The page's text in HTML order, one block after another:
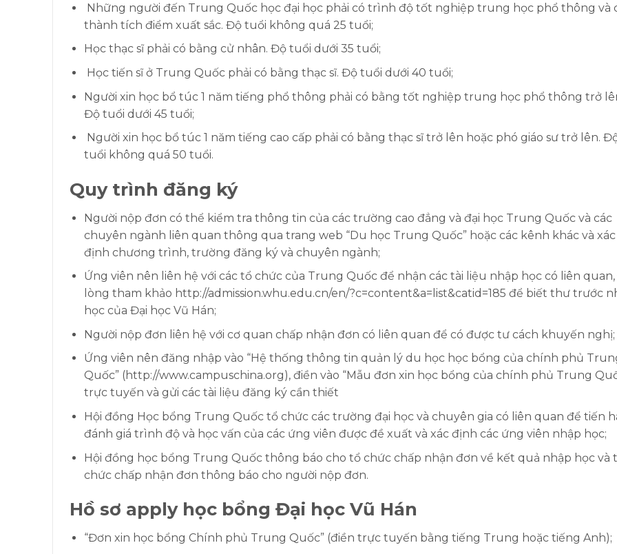
Những người đến Trung Quốc học đại học phải có trình độ tốt nghiệp trung học phổ thông và
thành tích điểm xuất sắc. Độ tuổi không quá 25 tuổi;
Học thạc sĩ phải có bằng cử nhân. Độ tuổi dưới 35 tuổi;
Học tiến sĩ ở Trung Quốc phải có bằng thạc sĩ. Độ tuổi dưới 40 tuổi;
Người xin học bổ túc 1 năm tiếng phổ thông phải có bằng tốt nghiệp trung học phổ thông trở
Độ tuổi dưới 45 tuổi;
Người xin học bổ túc 1 năm tiếng cao cấp phải có bằng thạc sĩ trở lên hoặc phó giáo sư trở lên.
tuổi không quá 50 tuổi.
Quy trình đăng ký
Người nộp đơn có thể kiểm tra thông tin của các trường cao đẳng và đại học Trung Quốc và các
chuyên ngành liên quan thông qua trang web “Du học Trung Quốc” hoặc các kênh khác và xác
định chương trình, trường đăng ký và chuyên ngành;
Ứng viên nên liên hệ với các tổ chức của Trung Quốc để nhận các tài liệu nhập học có liên quan,
lòng tham khảo http://admission.whu.edu.cn/en/?c=content&a=list&catid=185 để biết thư trước
học của Đại học Vũ Hán;
Người nộp đơn liên hệ với cơ quan chấp nhận đơn có liên quan để có được tư cách khuyến nghị;
Ứng viên nên đăng nhập vào “Hệ thống thông tin quản lý du học học bổng của chính phủ
Quốc” (http://www.campuschina.org), điền vào “Mẫu đơn xin học bổng của chính phủ Trung
trực tuyến và gửi các tài liệu đăng ký cần thiết
Hội đồng Học bổng Trung Quốc tổ chức các trường đại học và chuyên gia có liên quan để tiến
đánh giá trình độ và học vấn của các ứng viên được đề xuất và xác định các ứng viên nhập học;
Hội đồng học bổng Trung Quốc thông báo cho tổ chức chấp nhận đơn về kết quả nhập học và
chức chấp nhận đơn thông báo cho người nộp đơn.
Hồ sơ apply học bổng Đại học Vũ Hán
“Đơn xin học bổng Chính phủ Trung Quốc” (điền trực tuyến bằng tiếng Trung hoặc tiếng Anh);